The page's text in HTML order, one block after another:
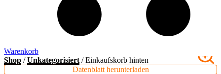
Warenkorb
Shop /Unkategorisiert / Einkaufskorb hinten
Datenblatt herunterladen